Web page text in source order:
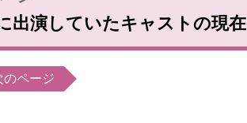
出演していたキャストの現在
のページ